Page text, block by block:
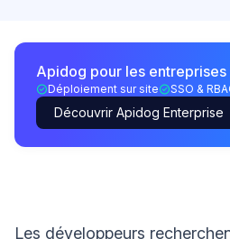
Apidog pour les entreprises
Déploiement sur site SSO &
Découvrir Apidog Enterprise
Les développeurs